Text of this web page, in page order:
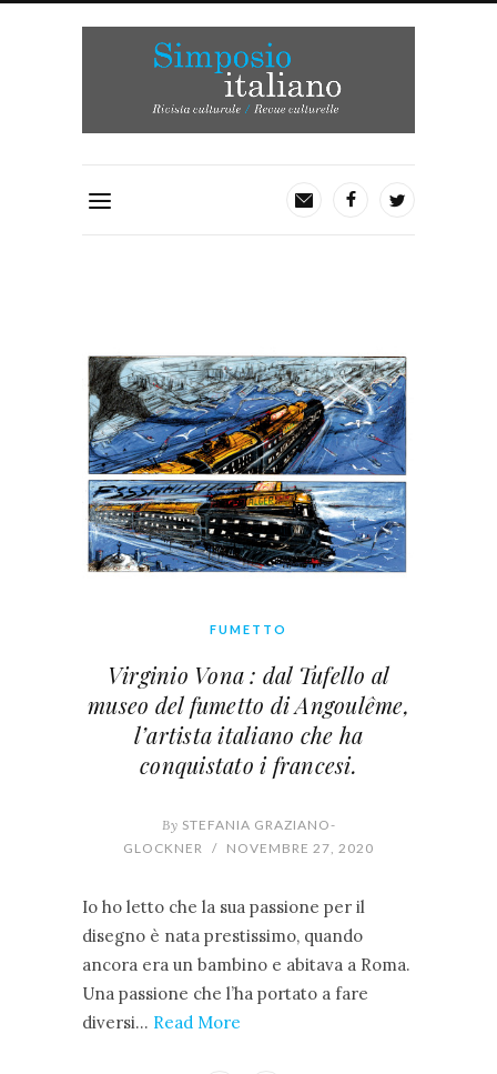
FUMETTO
Virginio Vona : dal Tufello al
museo del fumetto di Angoulême,
l’artista italiano che ha
conquistato i francesi.
By STEFANIA GRAZIANO-
GLOCKNER / NOVEMBRE 27, 2020
Io ho letto che la sua passione per il
disegno è nata prestissimo, quando
ancora era un bambino e abitava a Roma.
Una passione che l’ha portato a fare
diversi… Read More